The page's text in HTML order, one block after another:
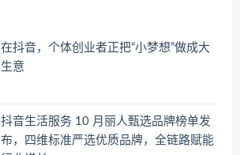
在抖音，个体创业者正把“小梦想”做成大
生意
抖音生活服务 10 月丽人甄选品牌榜单发
布，四维标准严选优质品牌，全链路赋能